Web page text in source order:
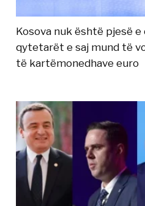
Kosova nuk është pjesë e
qytetarët e saj mund të
të kartëmonedhave euro